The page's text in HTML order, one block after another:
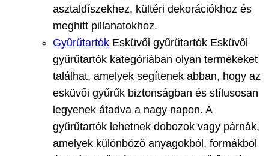
asztaldíszekhez, kültéri dekorációkhoz és
meghitt pillanatokhoz.
Gyűrűtartók Esküvői gyűrűtartók Esküvői
gyűrűtartók kategóriában olyan termékeket
találhat, amelyek segítenek abban, hogy az
esküvői gyűrűk biztonságban és stílusosan
legyenek átadva a nagy napon. A
gyűrűtartók lehetnek dobozok vagy párnák,
amelyek különböző anyagokból, formákból